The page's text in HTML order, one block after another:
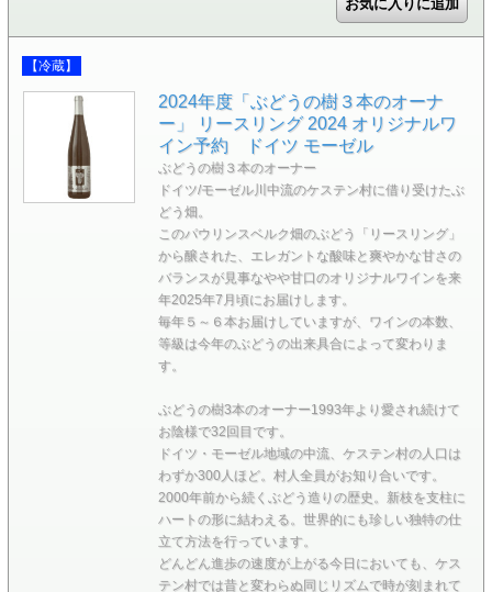
【冷蔵】
2024年度「ぶどうの樹３本のオーナ
ー」 リースリング 2024 オリジナルワ
イン予約 ドイツ モーゼル
ぶどうの樹３本のオーナー
ドイツ/モーゼル川中流のケステン村に借り受けたぶ
どう畑。
このパウリンスベルク畑のぶどう「リースリング」
から醸された、エレガントな酸味と爽やかな甘さの
バランスが見事なやや甘口のオリジナルワインを来
年2025年7月頃にお届けします。
毎年５～６本お届けしていますが、ワインの本数、
等級は今年のぶどうの出来具合によって変わりま
す。
ぶどうの樹3本のオーナー1993年より愛され続けて
お陰様で32回目です。
ドイツ・モーゼル地域の中流、ケステン村の人口は
わずか300人ほど。村人全員がお知り合いです。
2000年前から続くぶどう造りの歴史。新枝を支柱に
ハートの形に結わえる。世界的にも珍しい独特の仕
立て方法を行っています。
どんどん進歩の速度が上がる今日においても、ケス
テン村では昔と変わらぬ同じリズムで時が刻まれて